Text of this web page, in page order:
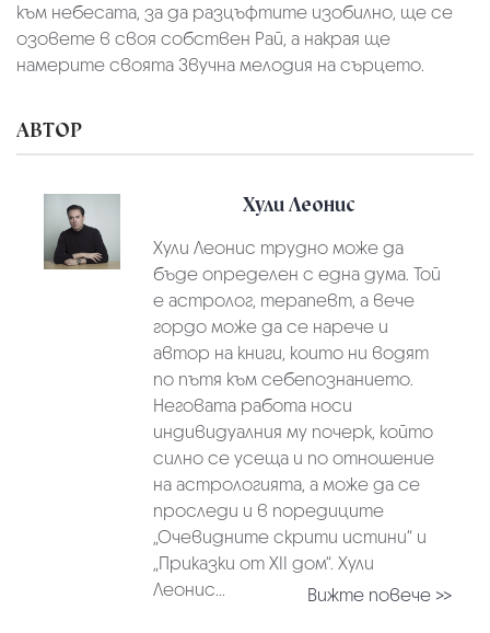
към небесата, за да разцъфтите изобилно, ще се
озовете в своя собствен Рай, а накрая ще
намерите своята Звучна мелодия на сърцето.
АВТОР
Хули Леонис
Хули Леонис трудно може да
бъде определен с една дума. Той
е астролог, терапевт, а вече
гордо може да се нарече и
автор на книги, които ни водят
по пътя към себепознанието.
Неговата работа носи
индивидуалния му почерк, който
силно се усеща и по отношение
на астрологията, а може да се
проследи и в поредиците
„Очевидните скрити истини“ и
„Приказки от XII дом“. Хули
Леонис...
Вижте повече >>